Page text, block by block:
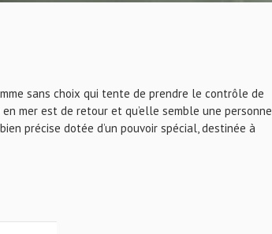
sans choix qui tente de prendre le contrôle de
mer est de retour et qu’elle semble une personne
précise dotée d’un pouvoir spécial, destinée à